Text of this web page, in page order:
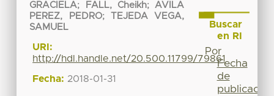
GRACIELA; FALL, Cheikh;AVILA
PEREZ, PEDRO;
TEJEDA VEGA,
SAMUEL
URI:
http://hdl.handle.net/20.500.11799/79861
Fecha: 2018-01-31
Buscar
en RI
Por
Fecha
de
publicación